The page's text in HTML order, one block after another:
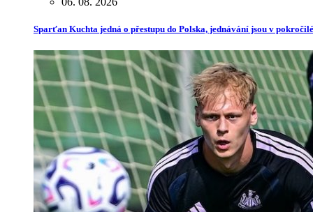
Sparťan Kuchta jedná o přestupu do Polska, jednávání jsou v